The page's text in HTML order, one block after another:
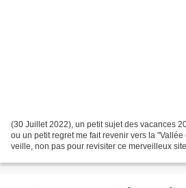
(30 Juillet 2022), un petit sujet des vacances
ou un petit regret me fait revenir vers la
veille, non pas pour revisiter ce merveilleux